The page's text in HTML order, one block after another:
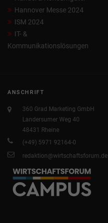
Hannover Messe 2024
ISM 2024
IT- &
Kommunikationslösungen
ANSCHRIFT
360 Grad Marketing GmbH
Landersumer Weg 40
48431 Rheine
(+49) 5971 92164-0
redaktion@wirtschaftsforum.de